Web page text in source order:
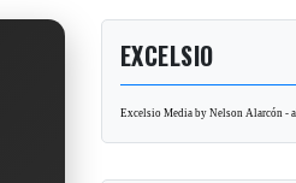
EXCELSIO
Excelsio Media by Nelson Alarcón -